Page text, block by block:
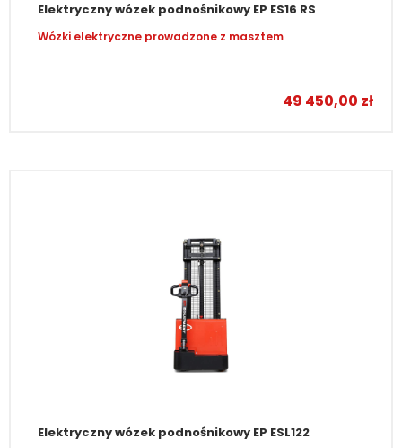
Elektryczny wózek podnośnikowy EP ES16 RS
Wózki elektryczne prowadzone z masztem
49 450,00 zł
Elektryczny wózek podnośnikowy EP ESL122